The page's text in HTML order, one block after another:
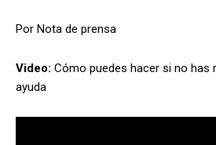
Por Nota de prensa
Video: Cómo puedes hacer si no has
ayuda